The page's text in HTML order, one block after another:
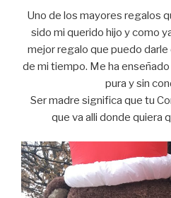
Uno de los mayores regalos
sido mi querido hijo y como
mejor regalo que puedo
de mi tiempo. Me ha
pura y sin
Ser madre significa que tu
que va alli donde quiera